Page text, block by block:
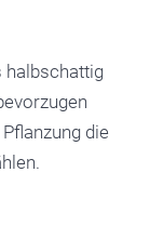
halbschattig
die